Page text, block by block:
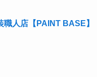
職人店【PAINT BASE】